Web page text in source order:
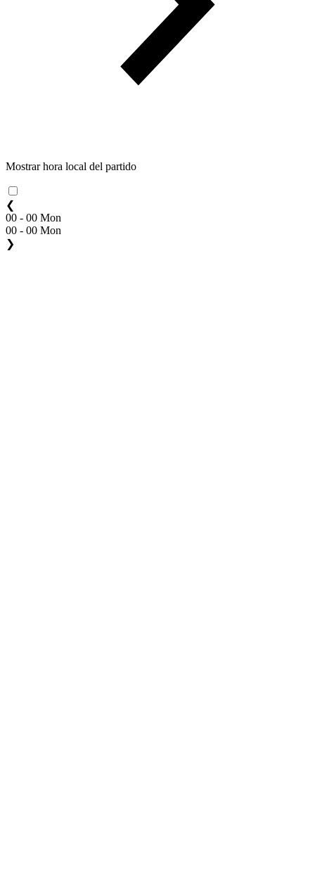
Mostrar hora local del partido
❮
00 - 00 Mon
00 - 00 Mon
❯